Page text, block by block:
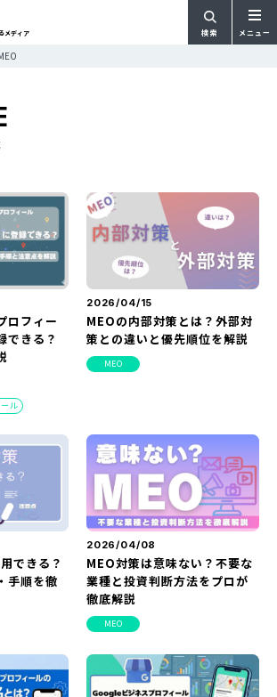
メディア 検索 メニュー
問い合わせ
ついて
規約
く表記
ー
ロフィー
できる？
ル
2026/04/15
MEOの内部対策とは？外部対
策との違いと優先順位を解説
MEO
できる？
手順を徹
2026/04/08
MEO対策は意味ない？不要な
業種と投資判断方法をプロが
徹底解説
MEO